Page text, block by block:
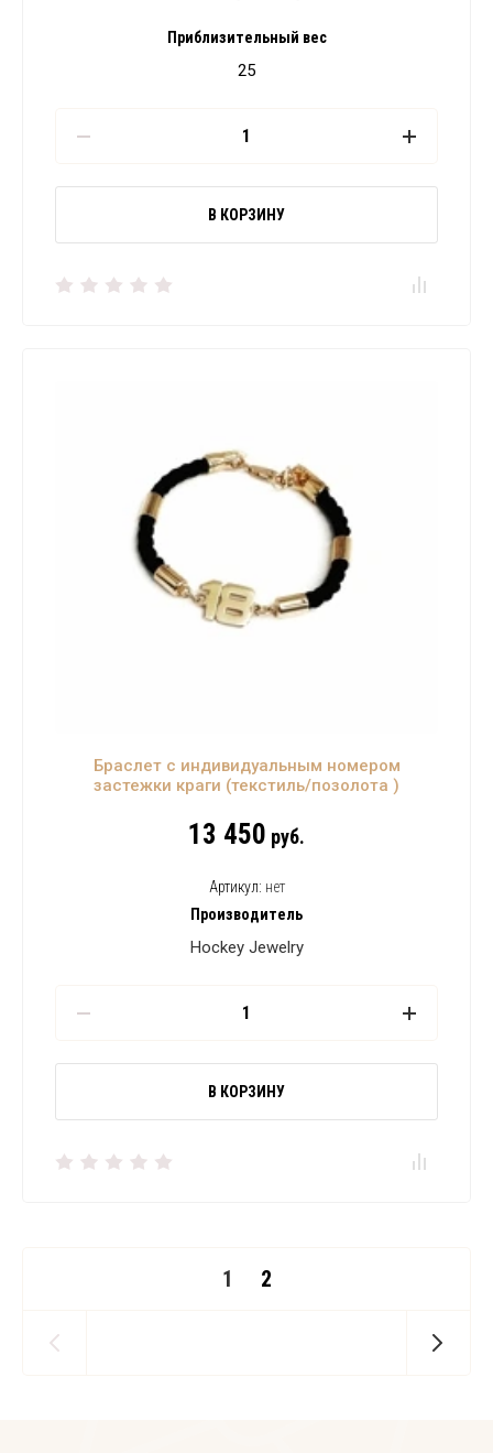
Приблизительный вес
25
В КОРЗИНУ
Браслет с индивидуальным номером
застежки краги (текстиль/позолота )
13 450 руб.
Артикул: нет
Производитель
Hockey Jewelry
В КОРЗИНУ
1 2